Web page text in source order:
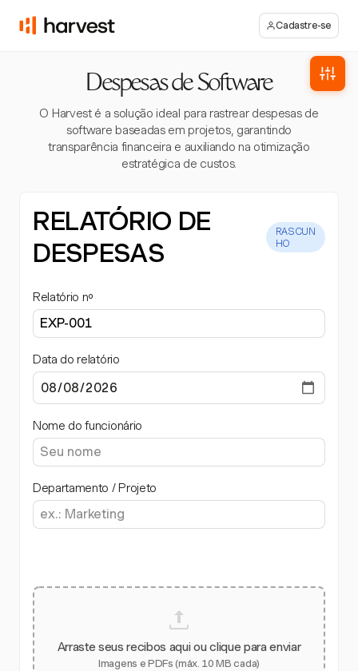
Cadastre-se
Despesas de Software
O Harvest é a solução ideal para rastrear despesas de
software baseadas em projetos, garantindo
transparência financeira e auxiliando na otimização
estratégica de custos.
RELATÓRIO DE
DESPESAS
RASCUN
HO
Relatório nº
Data do relatório
Nome do funcionário
Departamento / Projeto
Arraste seus recibos aqui ou clique para enviar
Imagens e PDFs (máx. 10 MB cada)